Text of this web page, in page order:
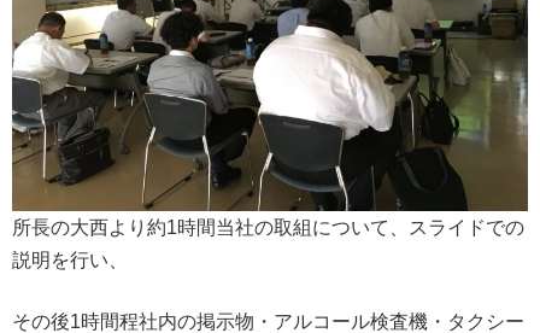
所長の大西より約1時間当社の取組について、スライドでの
説明を行い、
その後1時間程社内の掲示物・アルコール検査機・タクシー